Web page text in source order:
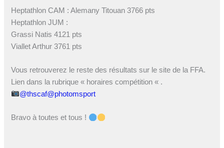
Heptathlon CAM : Alemany Titouan 3766 pts
Heptathlon JUM :
Grassi Natis 4121 pts
Viallet Arthur 3761 pts
Vous retrouverez le reste des résultats sur le site de la FFA.
Lien dans la rubrique « horaires compétition « .
@thscaf@photomsport
Bravo à toutes et tous !